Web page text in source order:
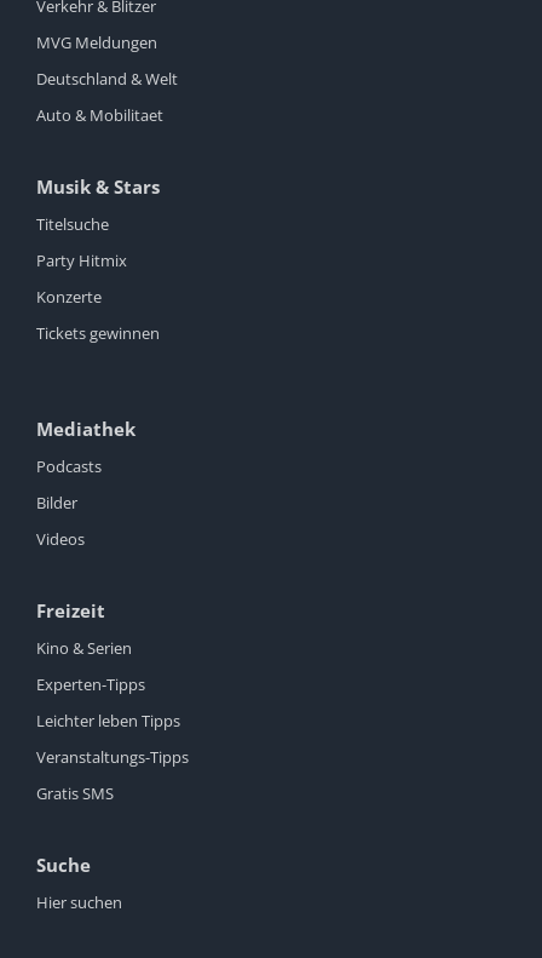
Verkehr & Blitzer
MVG Meldungen
Deutschland & Welt
Auto & Mobilitaet
Musik & Stars
Titelsuche
Party Hitmix
Konzerte
Tickets gewinnen
Mediathek
Podcasts
Bilder
Videos
Freizeit
Kino & Serien
Experten-Tipps
Leichter leben Tipps
Veranstaltungs-Tipps
Gratis SMS
Suche
Hier suchen